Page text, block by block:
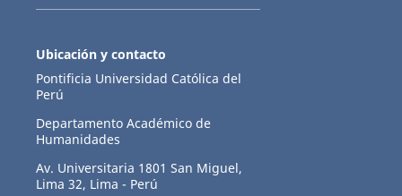
Ubicación y contacto
Pontificia Universidad Católica del
Perú
Departamento Académico de
Humanidades
Av. Universitaria 1801 San Miguel,
Lima 32, Lima - Perú